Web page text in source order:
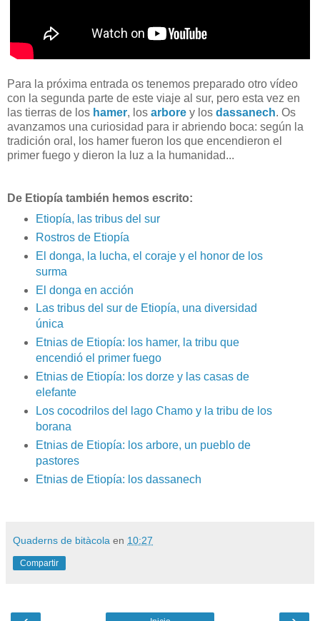
Para la próxima entrada os tenemos preparado otro vídeo
con la segunda parte de este viaje al sur, pero esta vez en
las tierras de los hamer, los arbore y los dassanech. Os
avanzamos una curiosidad para ir abriendo boca: según la
tradición oral, los hamer fueron los que encendieron el
primer fuego y dieron la luz a la humanidad...
De Etiopía también hemos escrito:
Etiopía, las tribus del sur
Rostros de Etiopía
El donga, la lucha, el coraje y el honor de los
surma
El donga en acción
Las tribus del sur de Etiopía, una diversidad
única
Etnias de Etiopía: los hamer, la tribu que
encendió el primer fuego
Etnias de Etiopía: los dorze y las casas de
elefante
Los cocodrilos del lago Chamo y la tribu de los
borana
Etnias de Etiopía: los arbore, un pueblo de
pastores
Etnias de Etiopía: los dassanech
Quaderns de bitàcola en 10:27
Compartir